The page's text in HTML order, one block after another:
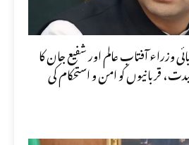
وزراء آفتاب عالم اور شفیع جان کا
قربانیوں کو امن و استحکام کی